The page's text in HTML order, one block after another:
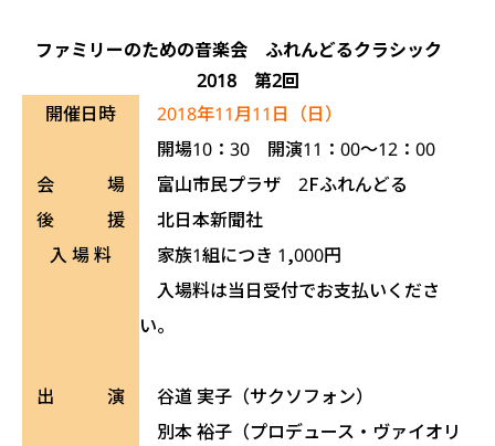
ファミリーのための音楽会 ふれんどるクラシック
2018 第2回
開催日時
2018年11月11日（日）
開場10：30 開演11：00～12：00
会 場
富山市民プラザ 2Fふれんどる
後 援
北日本新聞社
入 場 料
家族1組につき 1,000円
入場料は当日受付でお支払いくださ
い。
出 演
谷道 実子（サクソフォン）
別本 裕子（プロデュース・ヴァイオリ